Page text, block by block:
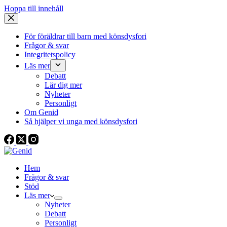
Hoppa till innehåll
För föräldrar till barn med könsdysfori
Frågor & svar
Integritetspolicy
Läs mer
Debatt
Lär dig mer
Nyheter
Personligt
Om Genid
Så hjälper vi unga med könsdysfori
Hem
Frågor & svar
Stöd
Läs mer
Nyheter
Debatt
Personligt